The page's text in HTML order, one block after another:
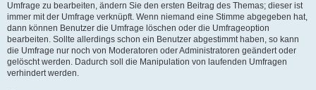
Umfrage zu bearbeiten, ändern Sie den ersten Beitrag des Themas; dieser ist
immer mit der Umfrage verknüpft. Wenn niemand eine Stimme abgegeben hat,
dann können Benutzer die Umfrage löschen oder die Umfrageoption
bearbeiten. Sollte allerdings schon ein Benutzer abgestimmt haben, so kann
die Umfrage nur noch von Moderatoren oder Administratoren geändert oder
gelöscht werden. Dadurch soll die Manipulation von laufenden Umfragen
verhindert werden.